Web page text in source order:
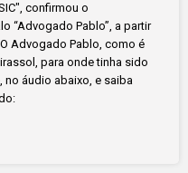
confirmou o
“Advogado Pablo”, a partir
Advogado Pablo, como é
para onde tinha sido
no áudio abaixo, e saiba